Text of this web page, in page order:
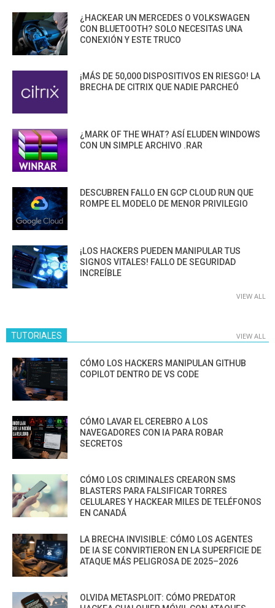
¿HACKEAR UN MERCEDES O VOLKSWAGEN
CON BLUETOOTH? SOLO NECESITAS UNA
CONEXIÓN Y ESTE TRUCO
¡MÁS DE 50,000 DISPOSITIVOS EN RIESGO! LA
BRECHA DE CITRIX QUE NADIE PARCHEÓ
¿MARK OF THE WHAT? ASÍ ELUDEN WINDOWS
CON UN SIMPLE ARCHIVO .RAR
DESCUBREN FALLO EN GCP CLOUD RUN QUE
ROMPE EL MODELO DE MENOR PRIVILEGIO
¡LOS HACKERS PUEDEN MANIPULAR TUS
SIGNOS VITALES! FALLO DE SEGURIDAD
INCREÍBLE
VIEW ALL
TUTORIALES VIEW ALL
CÓMO LOS HACKERS MANIPULAN GITHUB
COPILOT DENTRO DE VS CODE
CÓMO LAVAR EL CEREBRO A LOS
NAVEGADORES CON IA PARA ROBAR
SECRETOS
CÓMO LOS CRIMINALES CREARON SMS
BLASTERS PARA FALSIFICAR TORRES
CELULARES Y HACKEAR MILES DE TELÉFONOS
EN CANADÁ
LA BRECHA INVISIBLE: CÓMO LOS AGENTES
DE IA SE CONVIRTIERON EN LA SUPERFICIE DE
ATAQUE MÁS PELIGROSA DE 2025–2026
OLVIDA METASPLOIT: CÓMO PREDATOR